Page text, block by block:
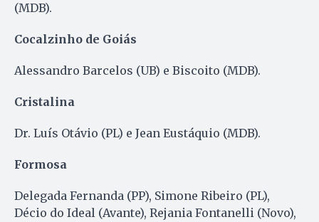
(MDB).
Cocalzinho de Goiás
Alessandro Barcelos (UB) e Biscoito (MDB).
Cristalina
Dr. Luís Otávio (PL) e Jean Eustáquio (MDB).
Formosa
Delegada Fernanda (PP), Simone Ribeiro (PL),
Décio do Ideal (Avante), Rejania Fontanelli (Novo),